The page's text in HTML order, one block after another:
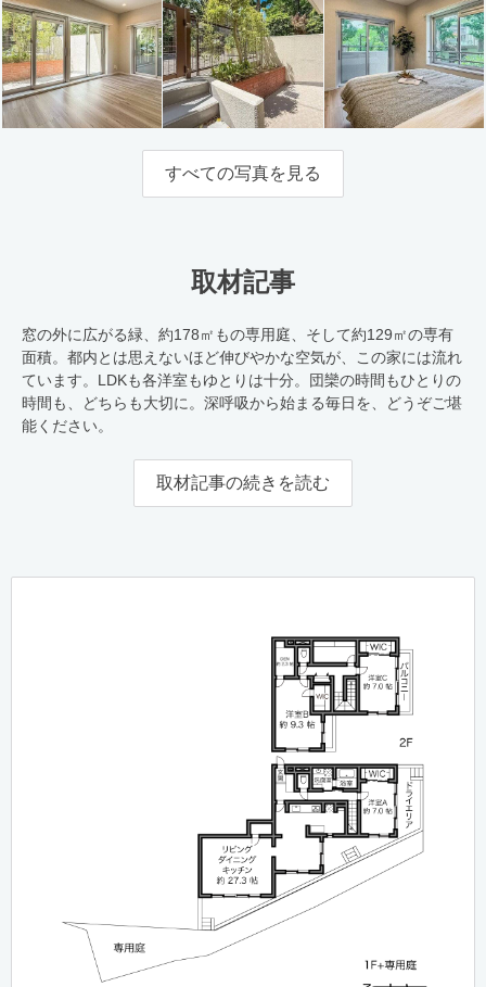
すべての写真を見る
取材記事
窓の外に広がる緑、約178㎡もの専用庭、そして約129㎡の専有
面積。都内とは思えないほど伸びやかな空気が、この家には流れ
ています。LDKも各洋室もゆとりは十分。団欒の時間もひとりの
時間も、どちらも大切に。深呼吸から始まる毎日を、どうぞご堪
能ください。
取材記事の続きを読む